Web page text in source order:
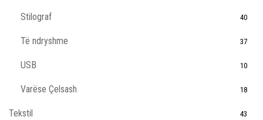
Stilograf 40
Të ndryshme 37
USB 10
Varëse Çelsash 18
Tekstil 43